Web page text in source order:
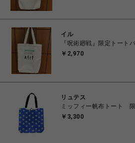
イル
『呪術廻戦』限定トート
￥2,970
リュテス
ミッフィー帆布トート 限
￥3,300